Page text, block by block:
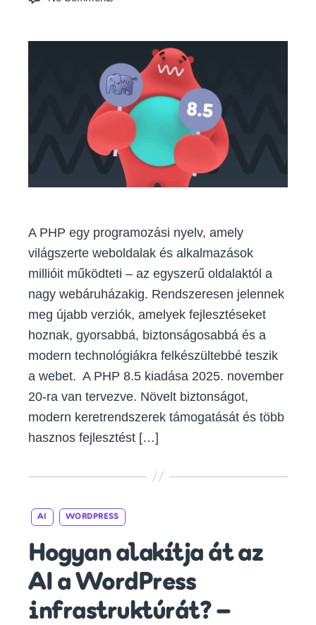
8.5
elérhető
nálunk!
Mit
legújabb
verzió?
A PHP egy programozási nyelv, amely
világszerte weboldalak és alkalmazások
millióit működteti – az egyszerű oldalaktól a
nagy webáruházakig. Rendszeresen jelennek
meg újabb verziók, amelyek fejlesztéseket
hoznak, gyorsabbá, biztonságosabbá és a
modern technológiákra felkészültebbé teszik
a webet. A PHP 8.5 kiadása 2025. november
20-ra van tervezve. Növelt biztonságot,
modern keretrendszerek támogatását és több
hasznos fejlesztést […]
AI WORDPRESS
Hogyan alakítja át az
AI a WordPress
infrastruktúrát? –